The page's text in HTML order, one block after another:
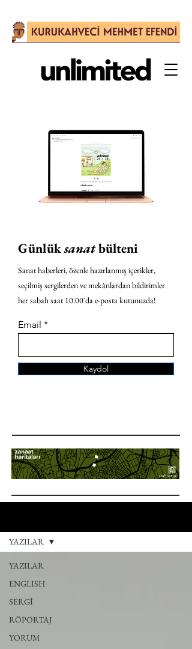
Günlüksanatbülteni
Sanat haberleri, özenle hazırlanmış içerikler,
seçilmiş sergilerden ve mekânlardan bildirimler
her sabah saat 10.00'da e-posta kutunuzda!
Email
Kaydol
YAZILAR
ENGLISH
SERGİ
RÖPORTAJ
YORUM
YAZILAR